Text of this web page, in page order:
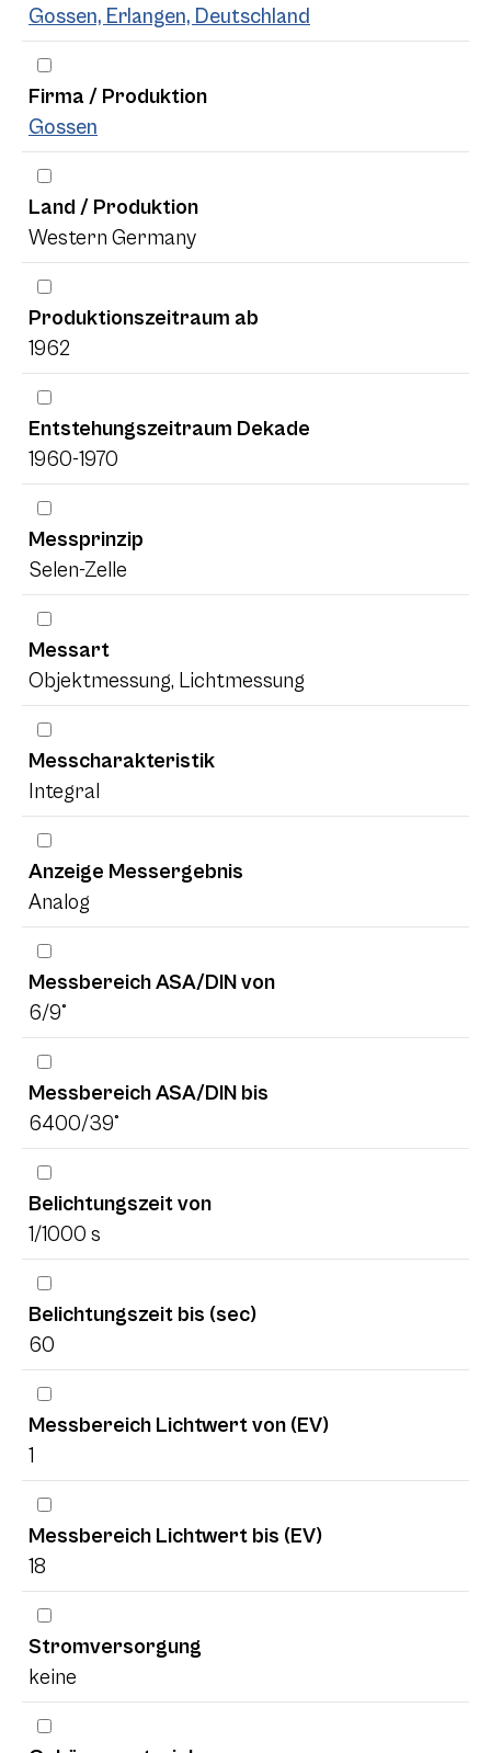
Gossen, Erlangen, Deutschland
Firma / Produktion
Gossen
Land / Produktion
Western Germany
Produktionszeitraum ab
1962
Entstehungszeitraum Dekade
1960-1970
Messprinzip
Selen-Zelle
Messart
Objektmessung, Lichtmessung
Messcharakteristik
Integral
Anzeige Messergebnis
Analog
Messbereich ASA/DIN von
6/9°
Messbereich ASA/DIN bis
6400/39°
Belichtungszeit von
1/1000 s
Belichtungszeit bis (sec)
60
Messbereich Lichtwert von (EV)
1
Messbereich Lichtwert bis (EV)
18
Stromversorgung
keine